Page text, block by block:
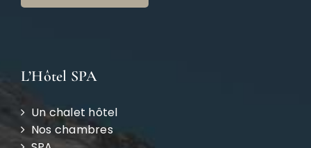
L’Hôtel SPA
Un chalet hôtel
Nos chambres